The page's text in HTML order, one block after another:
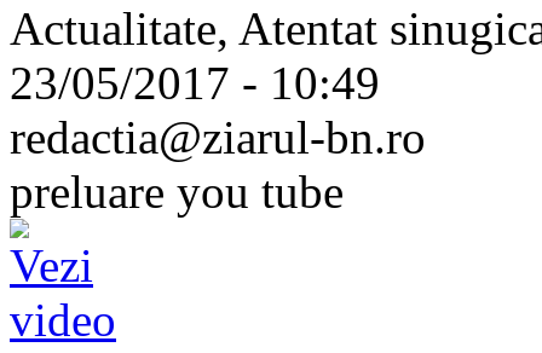
Actualitate, Atentat
23/05/2017 - 10:49
redactia@ziarul-bn.ro
preluare you tube